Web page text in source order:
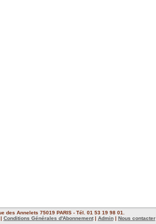
Annelets 75019 PARIS - Tél. 01 53 19 98 01.
| Conditions Générales d'Abonnement| Admin| Nous contacter